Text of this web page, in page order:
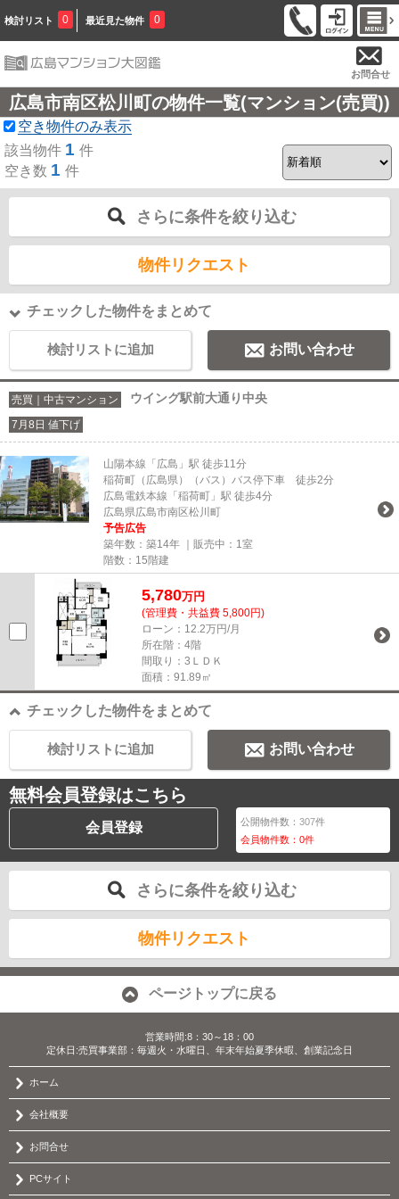
検討リスト 0 最近見た物件 0
お問合せ
広島市南区松川町の物件一覧(マンション(売買))
空き物件のみ表示
該当物件 1 件
空き数 1 件
さらに条件を絞り込む
物件リクエスト
チェックした物件をまとめて
検討リストに追加 お問い合わせ
売買｜中古マンション ウイング駅前大通り中央
7月8日 値下げ
山陽本線「広島」駅 徒歩11分
稲荷町（広島県）（バス）バス停下車 徒歩2分
広島電鉄本線「稲荷町」駅 徒歩4分
広島県広島市南区松川町
予告広告
築年数：築14年 ｜販売中： 1室
階数：15階建
5,780万円
(管理費・共益費 5,800円)
ローン：12.2万円/月
所在階：4階
間取り：3ＬＤＫ
面積：91.89㎡
チェックした物件をまとめて
お問い合わせ
検討リストに追加
無料会員登録はこちら
会員登録 公開物件数：307件
会員物件数：0件
さらに条件を絞り込む
物件リクエスト
ページトップに戻る
営業時間:8：30～18：00
定休日:売買事業部：毎週火・水曜日、年末年始夏季休暇、創業記念日
ホーム
会社概要
お問合せ
PCサイト